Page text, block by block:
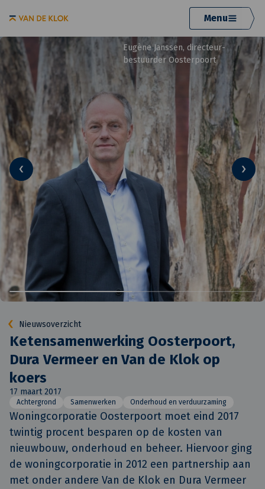
Menu
Eugène Janssen, directeur-
bestuurder Oosterpoort
Nieuwsoverzicht
Ketensamenwerking Oosterpoort,
Dura Vermeer en Van de Klok op
koers
17 maart 2017
Achtergrond Samenwerken Onderhoud en verduurzaming
Woningcorporatie Oosterpoort moet eind 2017
twintig procent besparen op de kosten van
nieuwbouw, onderhoud en beheer. Hiervoor ging
de woningcorporatie in 2012 een partnership aan
met onder andere Van de Klok en Dura Vermeer